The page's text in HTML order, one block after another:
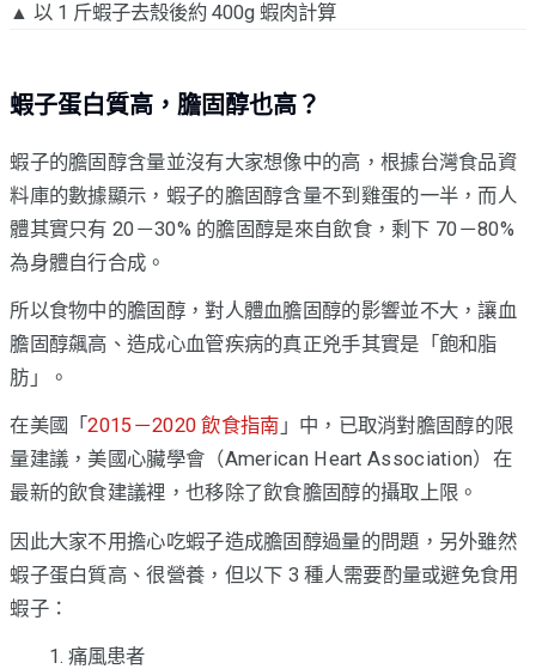
▲ 以 1 斤蝦子去殼後約 400g 蝦肉計算
蝦子蛋白質高，膽固醇也高？
蝦子的膽固醇含量並沒有大家想像中的高，根據台灣食品資
料庫的數據顯示，蝦子的膽固醇含量不到雞蛋的一半，而人
體其實只有 20－30% 的膽固醇是來自飲食，剩下 70－80%
為身體自行合成。
所以食物中的膽固醇，對人體血膽固醇的影響並不大，讓血
膽固醇飆高、造成心血管疾病的真正兇手其實是「飽和脂
肪」。
在美國「2015－2020 飲食指南 」中，已取消對膽固醇的限
量建議，美國心臟學會（American Heart Association）在
最新的飲食建議裡，也移除了飲食膽固醇的攝取上限。
因此大家不用擔心吃蝦子造成膽固醇過量的問題，另外雖然
蝦子蛋白質高、很營養，但以下 3 種人需要酌量或避免食用
蝦子：
痛風患者